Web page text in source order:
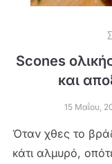
Scones
και
15 Μαΐου,
Όταν χθες το
κάτι αλμυρό,